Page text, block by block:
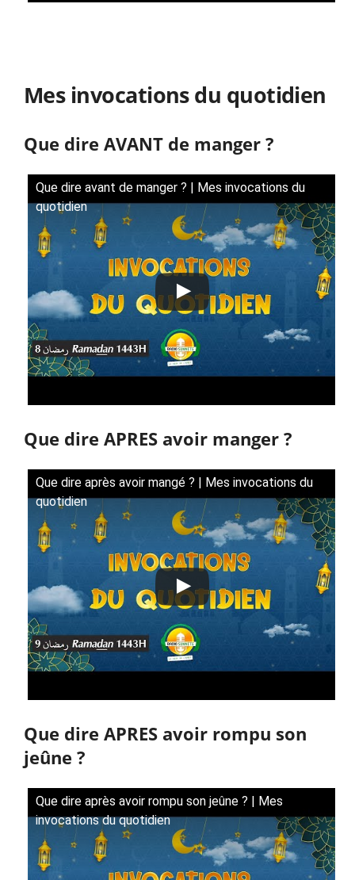
Mes invocations du quotidien
Que dire AVANT de manger ?
Que dire avant de manger ? | Mes invocations du
quotidien
Que dire APRES avoir manger ?
Que dire après avoir mangé ? | Mes invocations du
quotidien
Que dire APRES avoir rompu son
jeûne ?
Que dire après avoir rompu son jeûne ? | Mes
invocations du quotidien